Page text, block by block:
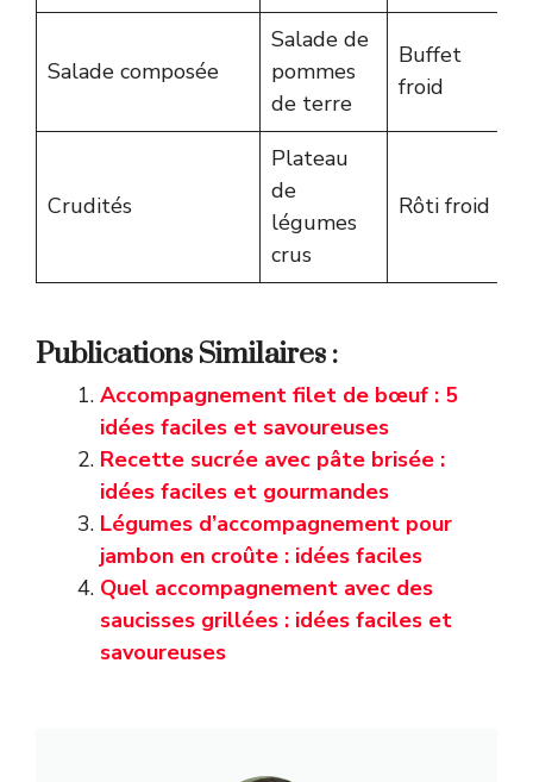
Salade composée
Salade de
pommes
de terre
Buffet
froid
Crudités
Plateau
de
légumes
crus
Rôti froid
Publications Similaires :
Accompagnement filet de bœuf : 5
idées faciles et savoureuses
Recette sucrée avec pâte brisée :
idées faciles et gourmandes
Légumes d’accompagnement pour
jambon en croûte : idées faciles
Quel accompagnement avec des
saucisses grillées : idées faciles et
savoureuses